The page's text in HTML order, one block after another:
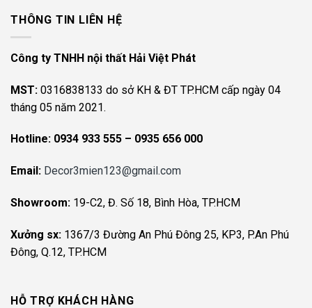
THÔNG TIN LIÊN HỆ
Công ty TNHH nội thất Hải Việt Phát
MST: 0316838133 do sở KH & ĐT TP.HCM cấp ngày 04
tháng 05 năm 2021.
Hotline: 0934 933 555 – 0935 656 000
Email: Decor3mien123@gmail.com
Showroom: 19-C2, Đ. Số 18, Bình Hòa, TP.HCM
Xưởng sx: 1367/3 Đường An Phú Đông 25, KP3, P.An Phú
Đông, Q.12, TP.HCM
HỖ TRỢ KHÁCH HÀNG